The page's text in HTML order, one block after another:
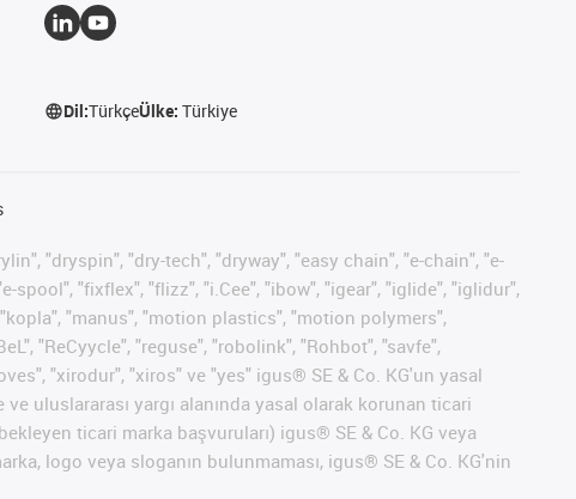
Dil:TürkçeÜlke:Türkiye
"dryspin", "dry-tech", "dryway", "easy chain", "e-chain", "e-
spool", "fixflex", "flizz", "i.Cee", "ibow", "igear", "iglide", "iglidur",
"manus", "motion plastics", "motion polymers",
"ReCyycle", "reguse", "robolink", "Rohbot", "savfe",
"xirodur", "xiros" ve "yes" igus® SE & Co. KG'un yasal
uluslararası yargı alanında yasal olarak korunan ticari
ticari marka başvuruları) igus® SE & Co. KG veya
logo veya sloganın bulunmaması, igus® SE & Co. KG'nin